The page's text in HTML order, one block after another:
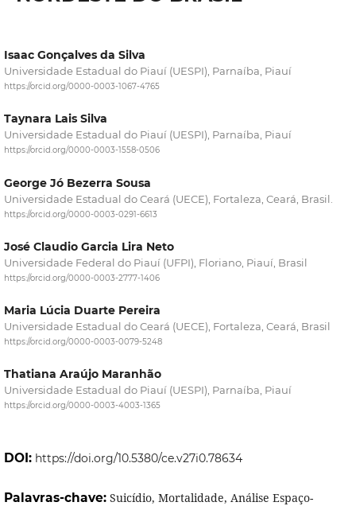
Isaac Gonçalves da Silva
Universidade Estadual do Piauí (UESPI), Parnaíba, Piauí
https://orcid.org/0000-0003-1067-4765
Taynara Lais Silva
Universidade Estadual do Piauí (UESPI), Parnaíba, Piauí
https://orcid.org/0000-0003-1558-0506
George Jó Bezerra Sousa
Universidade Estadual do Ceará (UECE), Fortaleza, Ceará, Brasil.
https://orcid.org/0000-0003-0291-6613
José Claudio Garcia Lira Neto
Universidade Federal do Piauí (UFPI), Floriano, Piauí, Brasil
https://orcid.org/0000-0003-2777-1406
Maria Lúcia Duarte Pereira
Universidade Estadual do Ceará (UECE), Fortaleza, Ceará, Brasil
https://orcid.org/0000-0003-0079-5248
Thatiana Araújo Maranhão
Universidade Estadual do Piauí (UESPI), Parnaíba, Piauí
https://orcid.org/0000-0003-4003-1365
DOI: https://doi.org/10.5380/ce.v27i0.78634
Palavras-chave: Suicídio, Mortalidade, Análise Espaço-